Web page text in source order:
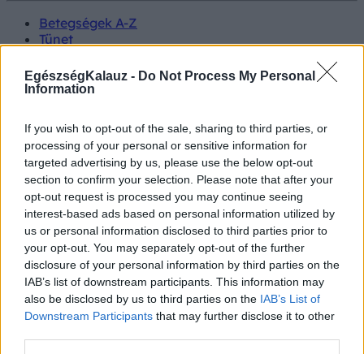
EgészségKalauz - Do Not Process My Personal
Information
If you wish to opt-out of the sale, sharing to third parties, or
processing of your personal or sensitive information for
targeted advertising by us, please use the below opt-out
section to confirm your selection. Please note that after your
opt-out request is processed you may continue seeing
interest-based ads based on personal information utilized by
us or personal information disclosed to third parties prior to
your opt-out. You may separately opt-out of the further
disclosure of your personal information by third parties on the
IAB’s list of downstream participants. This information may
also be disclosed by us to third parties on the IAB’s List of
Downstream Participants that may further disclose it to other
Betegségek A-Z
Tünet
Kezelés
Életmódváltás
Hírek
Videók
Kisállatok egészsége
#allergia #influenza#cukorbetegség
#orvosmeteorológia#vérnyomás#stroke#rákbetegség
#pajzsmirigy#reflux#ekcéma#herpesz
Regisztráció
Betegségek Cukorbetegség